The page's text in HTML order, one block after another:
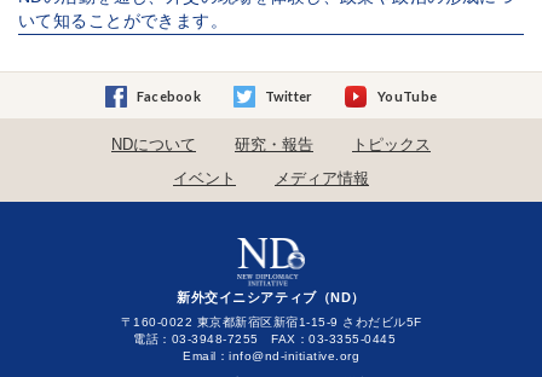
いて知ることができます。
Facebook Twitter YouTube
NDについて 研究・報告
トピックス
イベント
メディア情報
新外交イニシアティブ（ND）
〒160-0022 東京都新宿区新宿1-15-9 さわだビル5F
電話：03-3948-7255 FAX：03-3355-0445
Email：